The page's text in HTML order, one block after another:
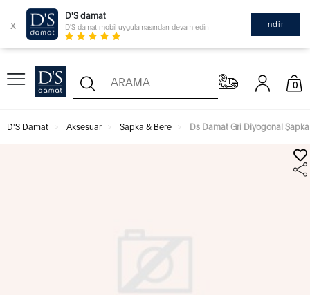
x
D'S damat
D'S damat mobil uygulamasından devam edin İndir
0
D'S Damat Aksesuar Şapka & Bere Ds Damat Gri Diyogonal Şapka